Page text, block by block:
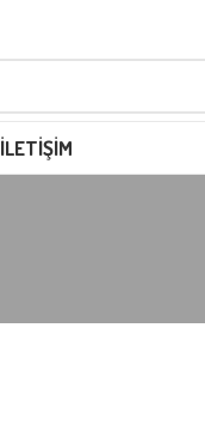
İLETIŞIM